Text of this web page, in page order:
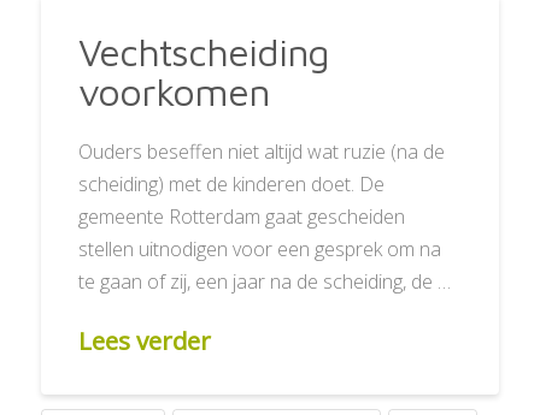
Vechtscheiding
voorkomen
Ouders beseffen niet altijd wat ruzie (na de
scheiding) met de kinderen doet. De
gemeente Rotterdam gaat gescheiden
stellen uitnodigen voor een gesprek om na
te gaan of zij, een jaar na de scheiding, de …
Lees verder